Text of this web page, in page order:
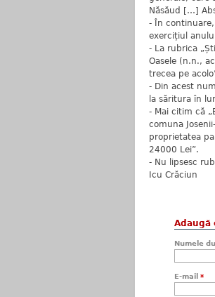
Năsăud […]
- În
exercițiul
- La rubrica
Oasele (n.n.,
trecea pe
- Din acest
la săritura în
- Mai citim că
comuna
proprietatea
24000 Lei”.
- Nu lipsesc
Icu Crăciun
Adaugă
Numele
E-mail *